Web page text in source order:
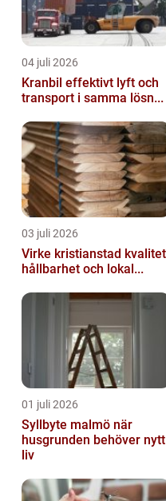
04 juli 2026
Kranbil effektivt lyft och
transport i samma lösn...
03 juli 2026
Virke kristianstad kvalitet,
hållbarhet och lokal...
01 juli 2026
Syllbyte malmö när
husgrunden behöver nytt
liv